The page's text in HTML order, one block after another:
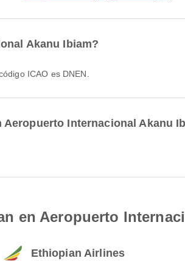
Akanu Ibiam?
ICAO es DNEN.
Internacional Akanu
en Aeropuerto
Ethiopian Airlines